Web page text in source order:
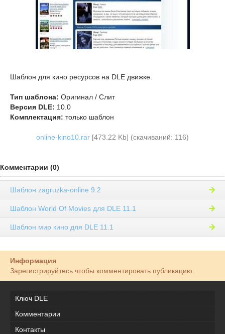
Шаблон для кино ресурсов на DLE движке.
Тип шаблона: Оригинал / Слит
Версия DLE: 10.0
Комплектация: только шаблон
online-kino10.rar [473.22 Kb] (cкачиваний: 116)
Комментарии (0)
Шаблон zagruzka-online 9.2
Шаблон World Of Movies для DLE 11.1
Шаблон мир кино для DLE 11.1
Информация
Зарегистрируйтесь чтобы комментировать публикацию.
Ключ DLE
Комментарии
Контакты